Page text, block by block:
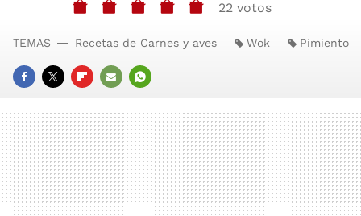
22 votos
FACEBOOK
TWITTERFLIPBOARD
E-
MAIL
WHATSAPP
TEMAS Recetas de Carnes y aves Wok Pimiento